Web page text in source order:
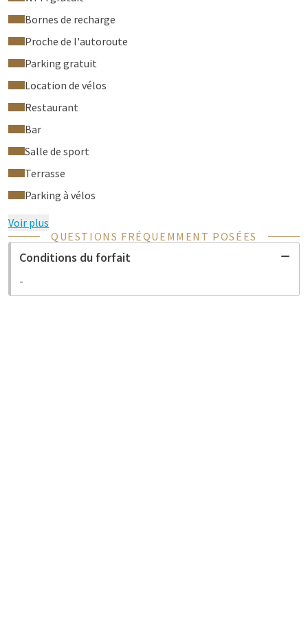
Bornes de recharge
Proche de l'autoroute
Parking gratuit
Location de vélos
Restaurant
Bar
Salle de sport
Terrasse
Parking à vélos
Voir plus
QUESTIONS FRÉQUEMMENT POSÉES
Conditions du forfait
-